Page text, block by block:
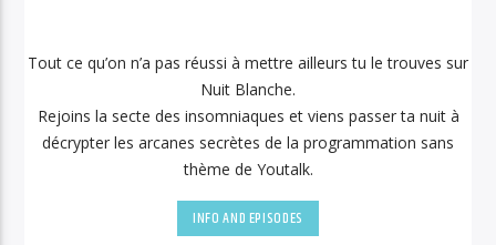
Tout ce qu’on n’a pas réussi à mettre ailleurs tu le trouves sur
Nuit Blanche.
Rejoins la secte des insomniaques et viens passer ta nuit à
décrypter les arcanes secrètes de la programmation sans
thème de Youtalk.
INFO AND EPISODES